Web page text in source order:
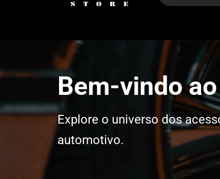
Bem-vindo
Explore o universo dos
automotivo.